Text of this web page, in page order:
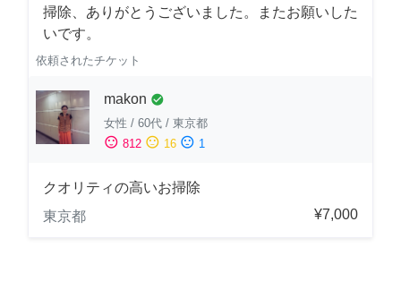
掃除、ありがとうございました。またお願いした
いです。
依頼されたチケット
makon check_circle
女性 / 60代 / 東京都
sentiment_satisfied 812 sentiment_neutral 16 sentiment_dissatisfied 1
クオリティの高いお掃除
東京都
¥7,000